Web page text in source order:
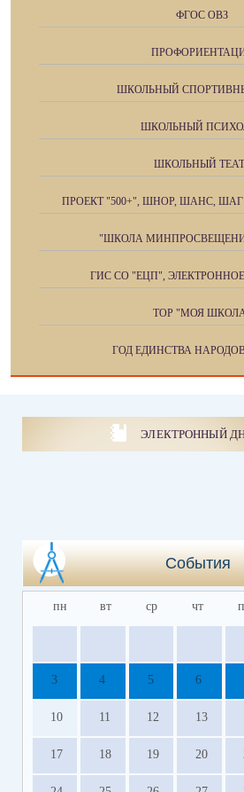
ФГОС ОВЗ
ШКОЛЬНЫЙ
ШКОЛЬНЫЙ
ШКОЛЬНЫЙ
ПРОЕКТ "500+", ШНОР, ШАНС,
"ШКОЛА
ГИС СО "ЕЦП",
ТОР "МОЯ
ГОД ЕДИНСТВА
ЭЛЕКТРОННЫЙ
События
пн вт ср чт
3 4 5 6
10 11 12 13
17 18 19 20